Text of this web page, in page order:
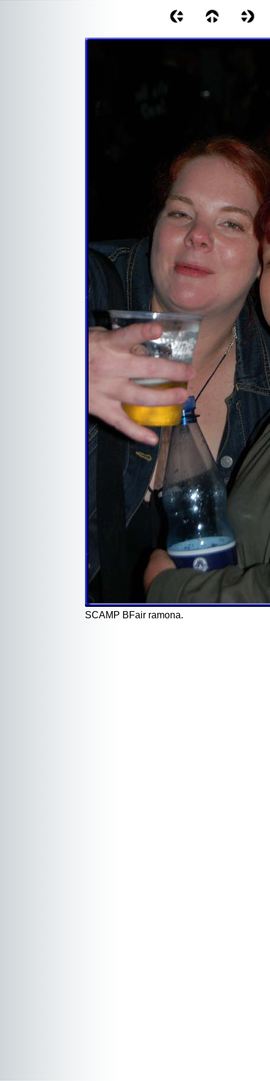
SCAMP BFair ramona.